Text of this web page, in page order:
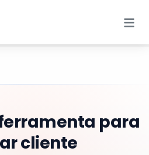
para
cliente